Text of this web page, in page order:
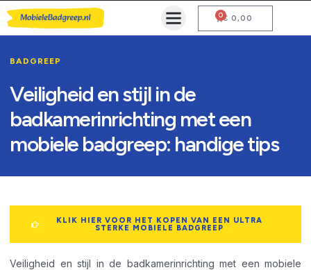
€ 0,00
0
BADGREEP
Veiligheid en stijl in de
badkamerinrichting met een
mobiele badgreep: handige tips
KLIK HIER VOOR HET KOPEN VAN EEN ULTRA
STERKE MOBIELE BADGREEP
Veiligheid en stijl in de badkamerinrichting met een mobiele